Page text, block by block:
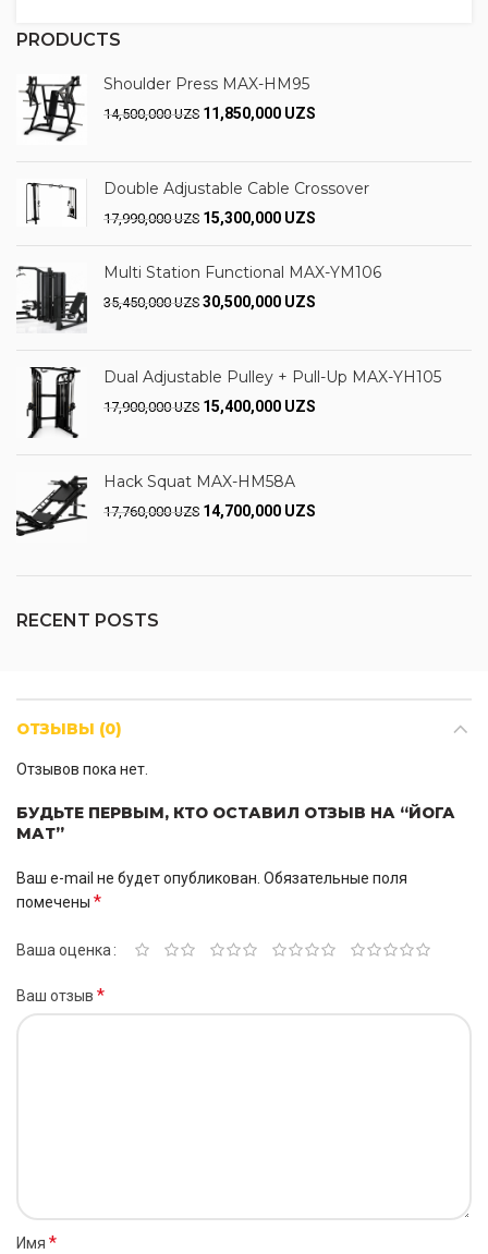
PRODUCTS
Shoulder Press MAX-HM95
14,500,000UZS 11,850,000 UZS
Double Adjustable Cable Crossover
17,990,000UZS 15,300,000 UZS
Multi Station Functional MAX-YM106
35,450,000UZS 30,500,000 UZS
Dual Adjustable Pulley + Pull-Up MAX-YH105
17,900,000UZS 15,400,000 UZS
Hack Squat MAX-HM58A
17,760,000UZS 14,700,000 UZS
RECENT POSTS
ОТЗЫВЫ (0)
Отзывов пока нет.
БУДЬТЕ ПЕРВЫМ, КТО ОСТАВИЛ ОТЗЫВ НА “ЙОГА
МАТ”
Ваш e-mail не будет опубликован. Обязательные поля
помечены *
Ваша оценка
Ваш отзыв *
Имя *